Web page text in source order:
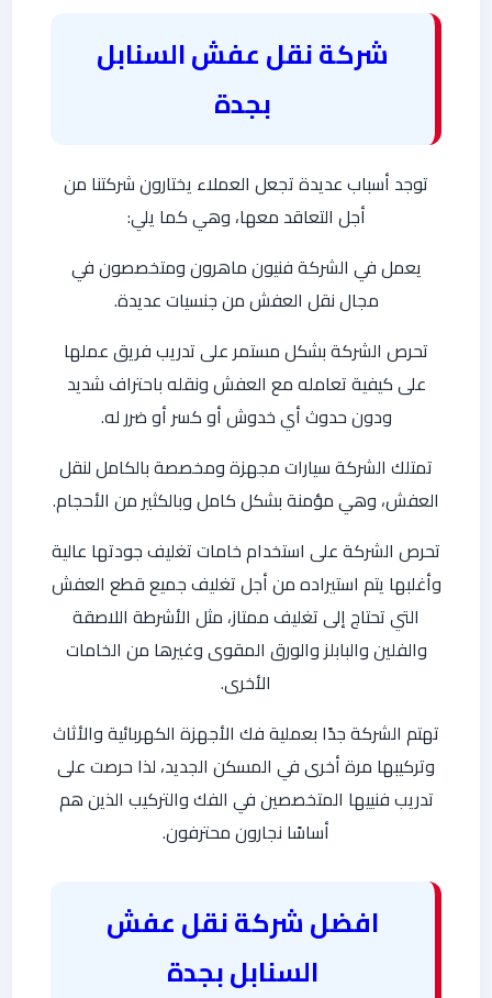
شركة نقل عفش السنابل
بجدة
توجد أسباب عديدة تجعل العملاء يختارون شركتنا من
أجل التعاقد معها، وهي كما يلي:
يعمل في الشركة فنيون ماهرون ومتخصصون في
مجال نقل العفش من جنسيات عديدة.
تحرص الشركة بشكل مستمر على تدريب فريق عملها
على كيفية تعامله مع العفش ونقله باحتراف شديد
ودون حدوث أي خدوش أو كسر أو ضرر له.
تمتلك الشركة سيارات مجهزة ومخصصة بالكامل لنقل
العفش، وهي مؤمنة بشكل كامل وبالكثير من الأحجام.
تحرص الشركة على استخدام خامات تغليف جودتها عالية
وأغلبها يتم استيراده من أجل تغليف جميع قطع العفش
التي تحتاج إلى تغليف ممتاز، مثل الأشرطة اللاصقة
والفلين والبابلز والورق المقوى وغيرها من الخامات
الأخرى.
تهتم الشركة جدًا بعملية فك الأجهزة الكهربائية والأثاث
وتركيبها مرة أخرى في المسكن الجديد، لذا حرصت على
تدريب فنييها المتخصصين في الفك والتركيب الذين هم
أساسًا نجارون محترفون.
افضل شركة نقل عفش
السنابل بجدة